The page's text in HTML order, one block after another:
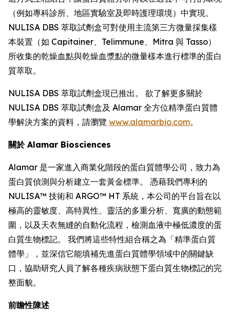
（例如專科診所、地區實驗室及即時護理環境）中實現。
NULISA DBS 萃取試劑盒可對使用主流第三方微量採集樣
本裝置（如 Capitainer、Telimmune、Mitra 與 Tasso）
所收集的乾燥血點與乾燥血漿點的微量樣本進行標準的蛋白
質萃取。
NULISA DBS 萃取試劑盒現已推出。 欲了解更多關於
NULISA DBS 萃取試劑盒及 Alamar 全方位精準蛋白質體
學解決方案的資料，請瀏覽 www.alamarbio.com。
關於 Alamar Biosciences
Alamar 是一家進入商業化階段的蛋白質體學公司，致力為
蛋白質偵測與分析建立一套黃金標準。 憑藉我們專利的
NULISA™ 技術和 ARGO™ HT 系統，本公司的平台旨在以
極高的靈敏度、高特異性、靈活的多重分析、寬廣的動態範
圍，以及天衣無縫的自動化流程，檢測血液中極低濃度的蛋
白質生物標記。 我們將這些特性組合稱之為「精準蛋白質
體學」，並深信它能填補先進蛋白質體學領域中的關鍵缺
口，協助研究人員了解各種疾病狀態下蛋白質生物標記的完
整面貌。
前瞻性陳述